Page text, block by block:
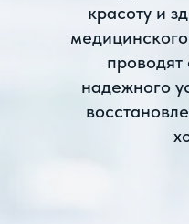
красоту и
надежного